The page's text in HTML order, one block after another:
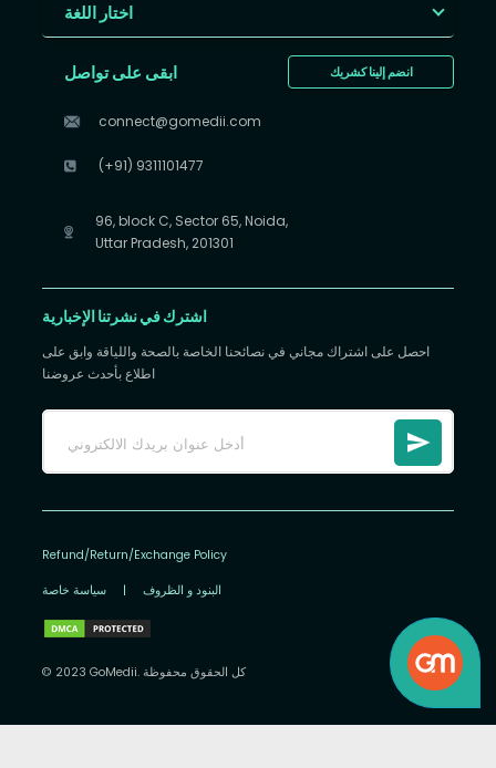
اختار اللغة
انضم إلينا كشريك ابقى على تواصل
connect@gomedii.com
(+91) 9311101477
96, block C, Sector 65, Noida,
Uttar Pradesh, 201301
اشترك في نشرتنا الإخبارية
احصل على اشتراك مجاني في نصائحنا الخاصة بالصحة واللياقة وابق على
اطلاع بأحدث عروضنا
Refund/Return/Exchange Policy
سياسة خاصة | البنود و الظروف
© 2023 GoMedii. كل الحقوق محفوظة